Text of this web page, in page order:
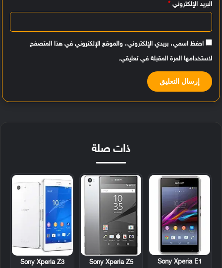
البريد الإلكتروني *
احفظ اسمي، بريدي الإلكتروني، والموقع الإلكتروني في هذا المتصفح
لاستخدامها المرة المقبلة في تعليقي.
ذات صلة
Sony Xperia E1
Sony Xperia Z5
Sony Xperia Z3